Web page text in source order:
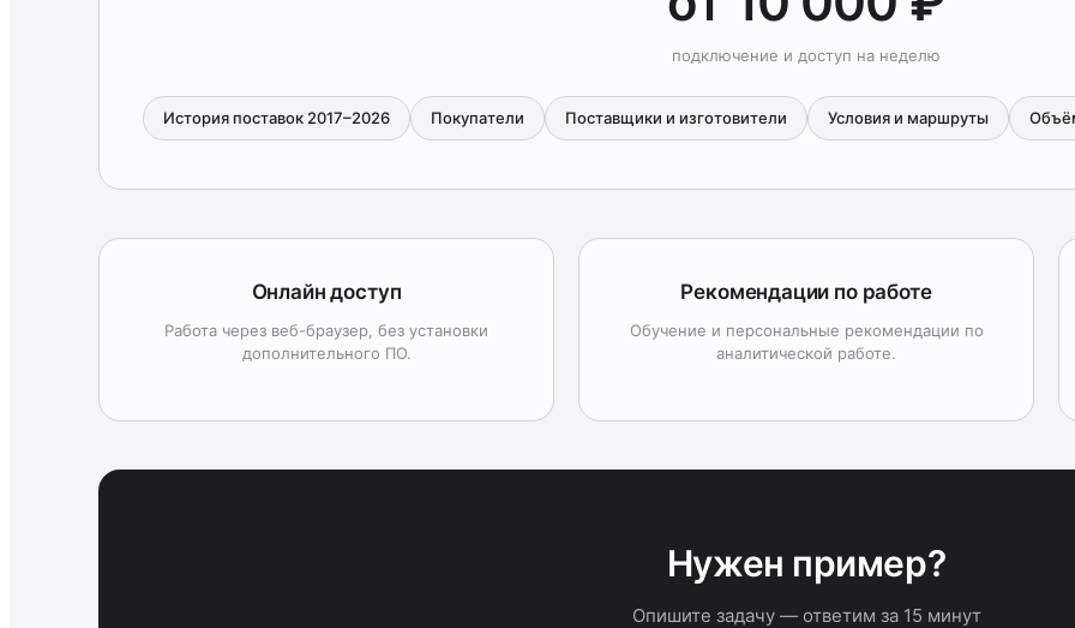
подключение и доступ на неделю
История поставок 2017–2026 Покупатели Поставщики и изготовители Условия и маршруты
Онлайн доступ
Работа через веб-браузер, без установки
дополнительного ПО.
Рекомендации по работе
Обучение и персональные рекомендации по
аналитической работе.
Нужен пример?
Опишите задачу — ответим за 15 минут